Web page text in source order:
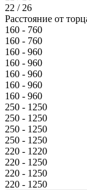
22 / 26
Расстояние от
160 - 760
160 - 760
160 - 960
160 - 960
160 - 960
160 - 960
160 - 960
250 - 1250
250 - 1250
250 - 1250
250 - 1250
220 - 1220
220 - 1250
220 - 1250
220 - 1250